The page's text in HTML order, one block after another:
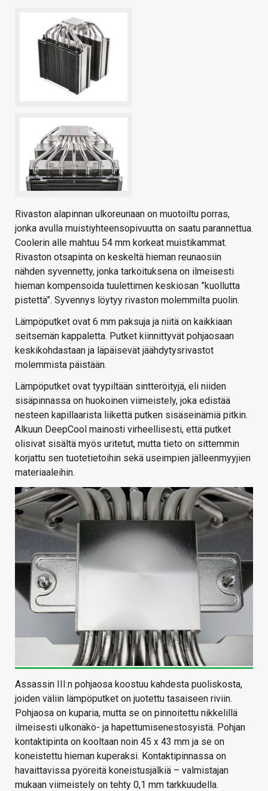
Rivaston alapinnan ulkoreunaan on muotoiltu porras,
jonka avulla muistiyhteensopivuutta on saatu parannettua.
Coolerin alle mahtuu 54 mm korkeat muistikammat.
Rivaston otsapinta on keskeltä hieman reunaosiin
nähden syvennetty, jonka tarkoituksena on ilmeisesti
hieman kompensoida tuulettimen keskiosan ”kuollutta
pistettä”. Syvennys löytyy rivaston molemmilta puolin.
Lämpöputket ovat 6 mm paksuja ja niitä on kaikkiaan
seitsemän kappaletta. Putket kiinnittyvät pohjaosaan
keskikohdastaan ja läpäisevät jäähdytysrivastot
molemmista päistään.
Lämpöputket ovat tyypiltään sintteröityjä, eli niiden
sisäpinnassa on huokoinen viimeistely, joka edistää
nesteen kapillaarista liikettä putken sisäseinämiä pitkin.
Alkuun DeepCool mainosti virheellisesti, että putket
olisivat sisältä myös uritetut, mutta tieto on sittemmin
korjattu sen tuotetietoihin sekä useimpien jälleenmyyjien
materiaaleihin.
Assassin III:n pohjaosa koostuu kahdesta puoliskosta,
joiden väliin lämpöputket on juotettu tasaiseen riviin.
Pohjaosa on kuparia, mutta se on pinnoitettu nikkelillä
ilmeisesti ulkonäkö- ja hapettumisenestosyistä. Pohjan
kontaktipinta on kooltaan noin 45 x 43 mm ja se on
koneistettu hieman kuperaksi. Kontaktipinnassa on
havaittavissa pyöreitä koneistusjälkiä – valmistajan
mukaan viimeistely on tehty 0,1 mm tarkkuudella.